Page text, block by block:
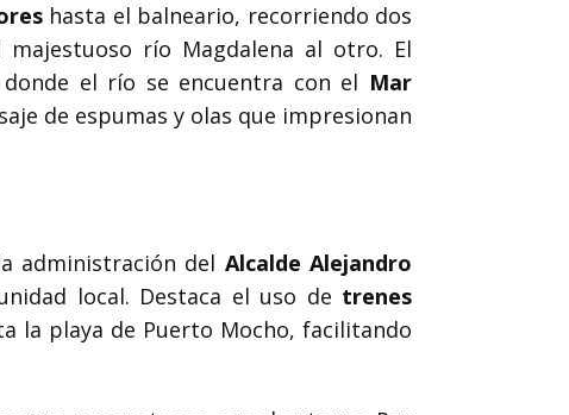
hasta el balneario, recorriendo dos
río Magdalena al otro. El
el río se encuentra con el Mar
de espumas y olas que impresionan
administración del Alcalde Alejandro
local. Destaca el uso de trenes
la playa de Puerto Mocho, facilitando